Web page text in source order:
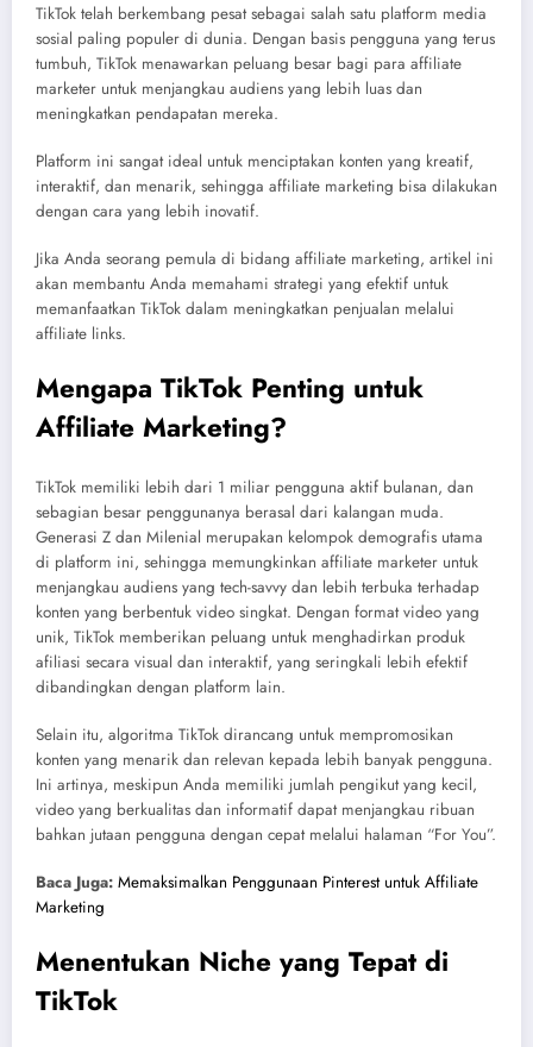
TikTok telah berkembang pesat sebagai salah satu platform media
sosial paling populer di dunia. Dengan basis pengguna yang terus
tumbuh, TikTok menawarkan peluang besar bagi para affiliate
marketer untuk menjangkau audiens yang lebih luas dan
meningkatkan pendapatan mereka.
Platform ini sangat ideal untuk menciptakan konten yang kreatif,
interaktif, dan menarik, sehingga affiliate marketing bisa dilakukan
dengan cara yang lebih inovatif.
Jika Anda seorang pemula di bidang affiliate marketing, artikel ini
akan membantu Anda memahami strategi yang efektif untuk
memanfaatkan TikTok dalam meningkatkan penjualan melalui
affiliate links.
Mengapa TikTok Penting untuk
Affiliate Marketing?
TikTok memiliki lebih dari 1 miliar pengguna aktif bulanan, dan
sebagian besar penggunanya berasal dari kalangan muda.
Generasi Z dan Milenial merupakan kelompok demografis utama
di platform ini, sehingga memungkinkan affiliate marketer untuk
menjangkau audiens yang tech-savvy dan lebih terbuka terhadap
konten yang berbentuk video singkat. Dengan format video yang
unik, TikTok memberikan peluang untuk menghadirkan produk
afiliasi secara visual dan interaktif, yang seringkali lebih efektif
dibandingkan dengan platform lain.
Selain itu, algoritma TikTok dirancang untuk mempromosikan
konten yang menarik dan relevan kepada lebih banyak pengguna.
Ini artinya, meskipun Anda memiliki jumlah pengikut yang kecil,
video yang berkualitas dan informatif dapat menjangkau ribuan
bahkan jutaan pengguna dengan cepat melalui halaman “For You”.
Baca Juga: Memaksimalkan Penggunaan Pinterest untuk Affiliate
Marketing
Menentukan Niche yang Tepat di
TikTok